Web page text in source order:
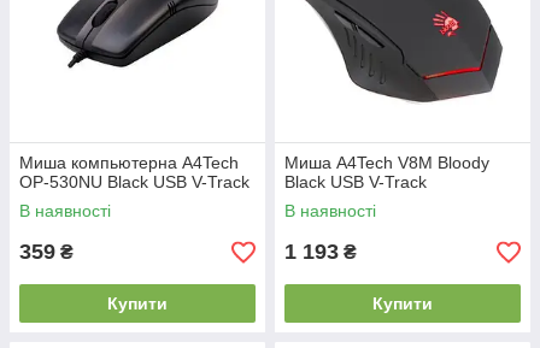
Миша компьютерна A4Tech
OP-530NU Black USB V-Track
В наявності
359 ₴
Купити
Миша A4Tech V8M Bloody
Black USB V-Track
В наявності
1 193 ₴
Купити